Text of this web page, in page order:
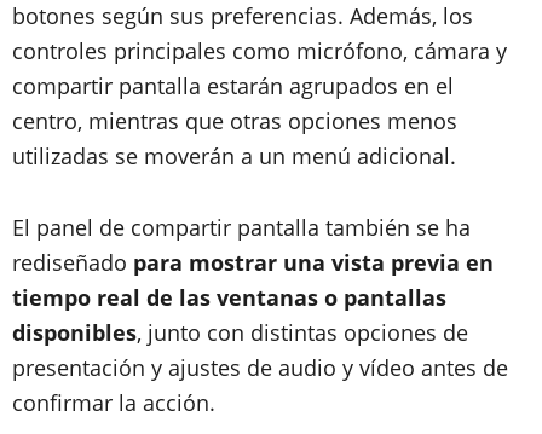
botones según sus preferencias. Además, los
controles principales como micrófono, cámara y
compartir pantalla estarán agrupados en el
centro, mientras que otras opciones menos
utilizadas se moverán a un menú adicional.
El panel de compartir pantalla también se ha
rediseñado para mostrar una vista previa en
tiempo real de las ventanas o pantallas
disponibles, junto con distintas opciones de
presentación y ajustes de audio y vídeo antes de
confirmar la acción.